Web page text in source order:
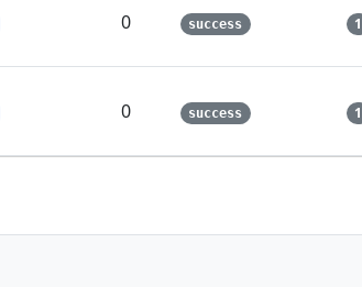
0 success 1
0 success 1